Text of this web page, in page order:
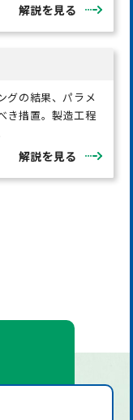
解説を見る
グの結果、パラメ
き措置。製造工程
解説を見る